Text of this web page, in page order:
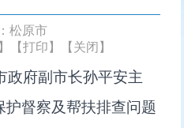
松原市
【打印】 【关闭】
政府副市长孙平安主
督察及帮扶排查问题